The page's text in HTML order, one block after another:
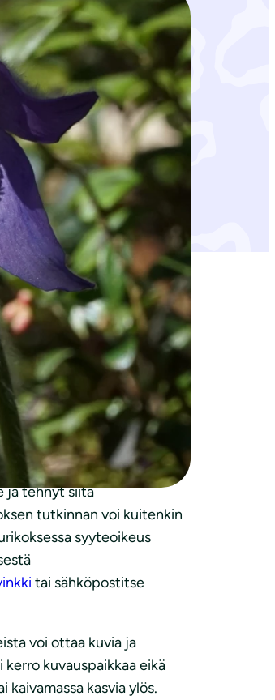
maasta kaivuut.
jolloin se levisi
alueilla lähinnä Kanta-
huonosti siirrettynä ja vaatii
taimia ostaa
ja tehnyt siitä
tutkinnan voi kuitenkin
syyteoikeus
tai sähköpostitse
voi ottaa kuvia ja
kuvauspaikkaa eikä
kasvia ylös.